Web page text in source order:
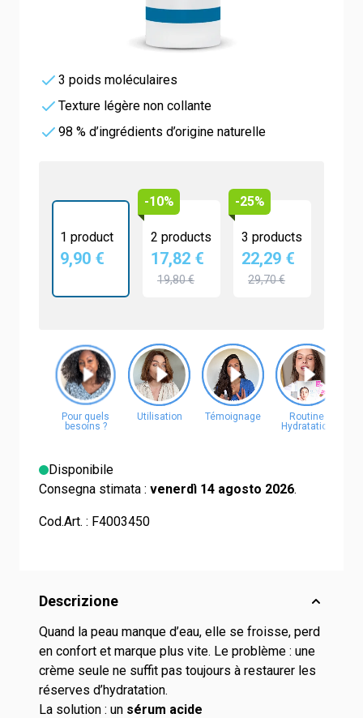
4.8/5 -
Acide hyaluronique 4 %
3 poids moléculaires
Texture légère non collante
98 % d’ingrédients d’origine naturelle
1 product
9,90 €
-10%
2 products
17,82 €
19,80 €
-25%
3 products
22,29 €
29,70 €
Disponibile
Consegna stimata : venerdì 14 agosto 2026.
Cod.Art. : F4003450
Descrizione
Quand la peau manque d’eau, elle se froisse, perd
en confort et marque plus vite. Le problème : une
crème seule ne suffit pas toujours à restaurer les
réserves d’hydratation.
La solution : un sérum acide